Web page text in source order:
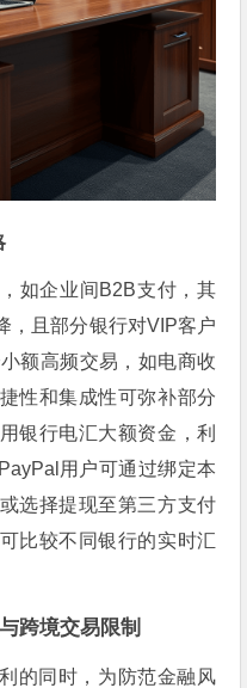
如企业间B2B支付，其
，且部分银行对VIP客户
额高频交易，如电商收
性和集成性可弥补部分
银行电汇大额资金，利
用户可通过绑定本
选择提现至第三方支付
比较不同银行的实时汇
跨境交易限制
的同时，为防范金融风